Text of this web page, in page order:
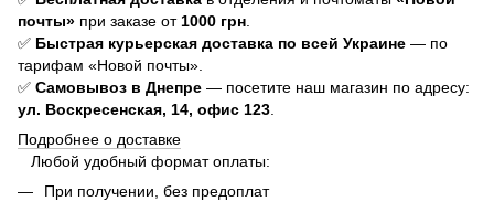
почты» при заказе от1000 грн.
✅ Быстрая курьерская доставка по всей Украине — по
тарифам «Новой почты».
✅ Самовывоз в Днепре — посетите наш магазин по адресу:
ул. Воскресенская, 14, офис 123.
Подробнее о доставке
Любой удобный формат оплаты:
При получении, без предоплат